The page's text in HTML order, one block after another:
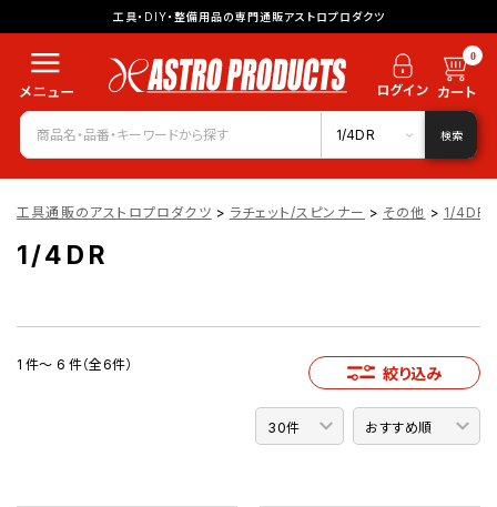
工具・DIY・整備用品の専門通販アストロプロダクツ
0
1/4DR 検索
工具通販のアストロプロダクツ > ラチェット/スピンナー > その他 > 1/4DR
1/4DR
1 件～ 6 件（全6件） 絞り込み